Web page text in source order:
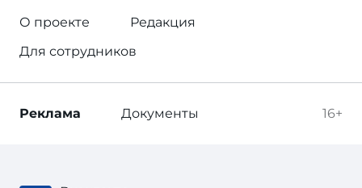
О проекте
Редакция
Для сотрудников
16+
Реклама Документы